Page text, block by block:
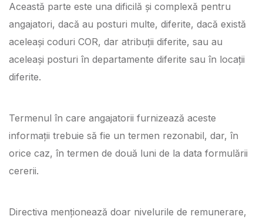
Această parte este una dificilă și complexă pentru
angajatori, dacă au posturi multe, diferite, dacă există
aceleași coduri COR, dar atribuții diferite, sau au
aceleași posturi în departamente diferite sau în locații
diferite.
Termenul în care angajatorii furnizează aceste
informații trebuie să fie un termen rezonabil, dar, în
orice caz, în termen de două luni de la data formulării
cererii.
Directiva menționează doar nivelurile de remunerare,